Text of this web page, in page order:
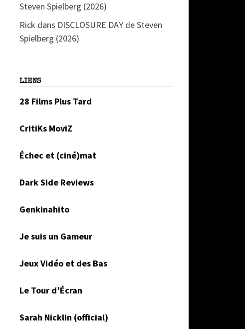
Steven Spielberg (2026)
Rick dans DISCLOSURE DAY de Steven
Spielberg (2026)
LIENS
28 Films Plus Tard
CritiKs MoviZ
Échec et (ciné)mat
Dark Side Reviews
Genkinahito
Je suis un Gameur
Jeux Vidéo et des Bas
Le Tour d’Écran
Sarah Nicklin (official)